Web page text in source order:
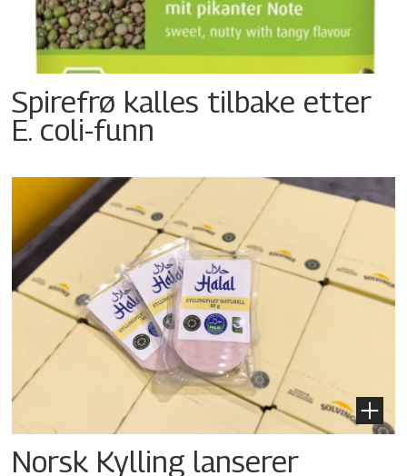
Spirefrø kalles tilbake etter
E. coli-funn
Norsk Kylling lanserer